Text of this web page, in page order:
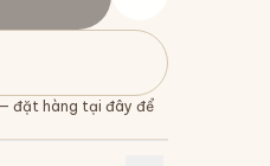
đặt hàng tại đây để